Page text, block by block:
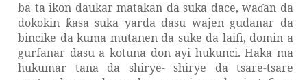
ba ta ikon daukar matakan da suka dace, waɗan da
dokokin ƙasa suka yarda dasu wajen gudanar da
bincike da kuma mutanen da suke da laifi, domin a
gurfanar dasu a kotuna don ayi hukunci. Haka ma
hukumar tana da shirye- shirye da tsare-tsare